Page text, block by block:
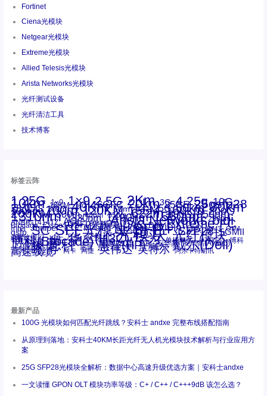
Fortinet
Ciena光模块
Netgear光模块
Extreme光模块
Allied Telesis光模块
Arista Networks光模块
光纤测试设备
光纤清洁工具
技术博客
标签云阵
1.25G 1x9 1×9 2.5G 2Km 3G 4.25g 10G
10km 15KM 16G 16GFC 20km 25GE 25gsfp28
28.05G 30km 40Km 50m 53.125G 60km 80km
100km 100m 120KM 155M 160km 200G
200KM 300m 400m 550m 622m 800G 850nm
1310nm 1330nm 1490nm 1550nm 2500m
ANBR-1414TZ AOC Arista Arista Networks bidi
Brocade Cisco CSFP光模块 DAC Dell Extreme FC
Intel Juniper LC MPO-LC Netgear NVIDIA OM2 OM3 OM4
qsfp SC SFF光模块 SFP+ SFP28 SGMII
st螺纹接口 xfp 万兆 交换机 光模块 光纤模块
千兆光模块 华三 华三(H3C) 华为 单模单芯 单模双芯 博科
博科(Brocade) 博通 友讯 多模 安华高 安华高(Avago)
工业级 思科 惠普 惠普(HP) 戴尔 戴尔(Dell)
百兆 瞻博 网卡 网捷 英伟达 英特尔 阿尔卡特朗讯
高速线缆
最新产品
100G 光模块如何匹配光纤跳线？安科士 andxe 完整布线搭配指南
从原理到落地：安科士40KM长距光纤无人机光模块技术解析与行业应用方
案
25G SFP28光模块全解析：数据中心高速升级优选方案｜安科士andxe
一文读懂 GPON OLT 模块功率等级：C+ / C++ / C+++9dB 该怎么选？